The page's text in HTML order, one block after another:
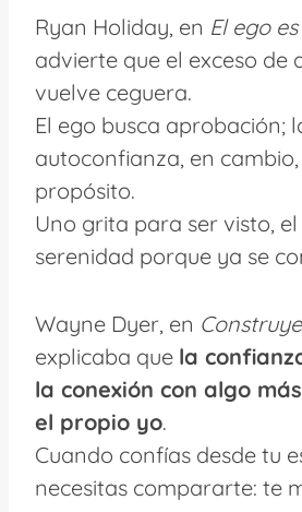
Ryan Holiday, en El ego
advierte que el exceso de
vuelve ceguera.
El ego busca aprobación;
autoconfianza, en
propósito.
Uno grita para ser visto,
serenidad porque ya se
Wayne Dyer, en
explicaba que la
la conexión con algo
el propio yo.
Cuando confías desde tu
necesitas compararte: te